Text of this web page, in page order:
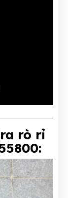
rò rỉ